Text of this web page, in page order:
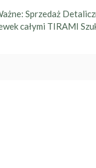
Sprzedaż
całymi TIRAMI